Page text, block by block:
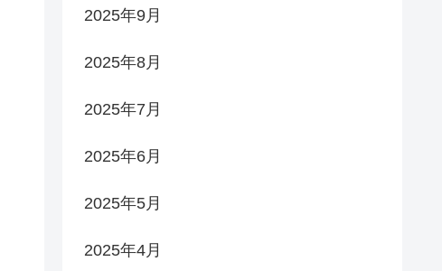
2025年9月
2025年8月
2025年7月
2025年6月
2025年5月
2025年4月